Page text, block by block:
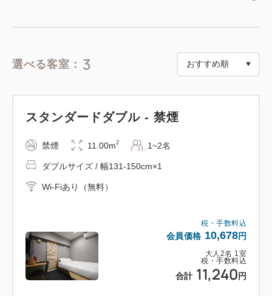
HOTEL AMANEKでは、環境保全の取組みとお客
様のお部屋のご滞在に配慮いたしまして、
ご滞在中の清掃は2泊につき1回行います。
清掃を行わない日は、お部屋への入室を控え、客室ド
ア前に新しいタオル類をご用意いたします。
皆様のご理解とご協力をお願いいたします。
選べる客室： 3
税・手数料込
会員価格 10,678円
大人 2名 1 室
税・手数料込
合計 11,240 円
スタンダードダブル - 禁煙
禁煙 11.00m2 1~2名
ダブルサイズ / 幅131-150cm×1
Wi-Fiあり（無料）